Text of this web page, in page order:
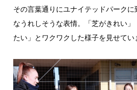
その言葉通りにユナイテッドパーク
なうれしそうな表情。「芝がきれい」
たい」とワクワクした様子を見せてい